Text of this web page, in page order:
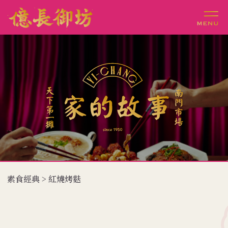
素食經典 > 紅燒烤麩